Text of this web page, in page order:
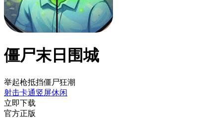
僵尸末日围城
举起枪抵挡僵尸狂潮
射击卡通竖屏休闲
立即下载
官方正版